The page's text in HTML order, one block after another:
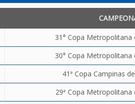
31° Copa Metropolitana
30° Copa Metropolitana
41ª Copa Campinas
29ª Copa Metropolitana